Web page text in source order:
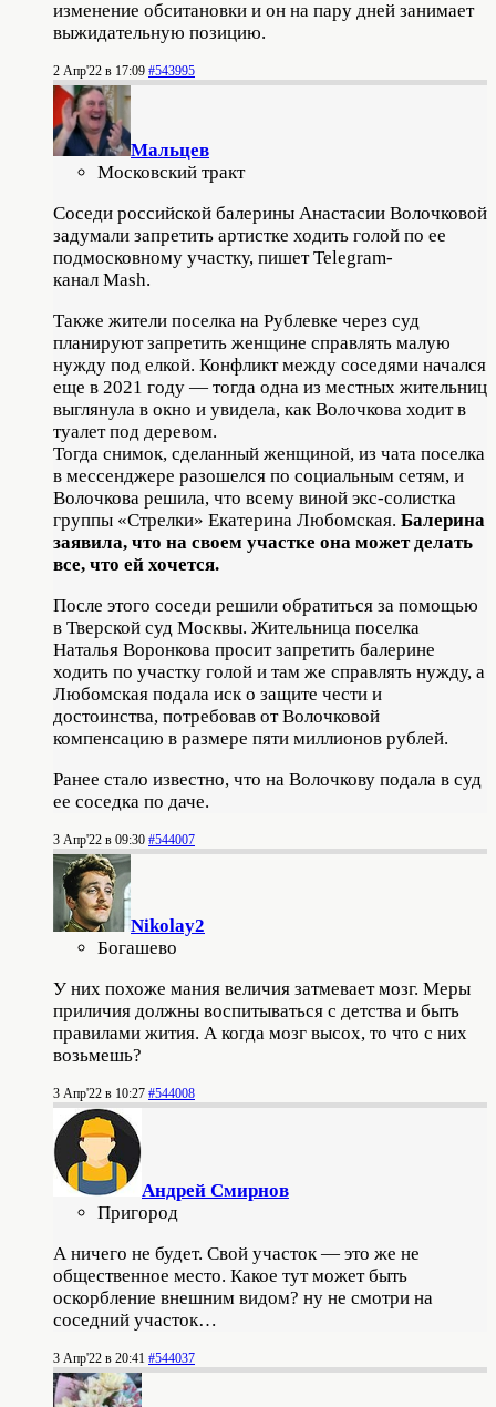
изменение обситановки и он на пару дней занимает
выжидательную позицию.
2 Апр'22 в 17:09 #543995
Мальцев
Московский тракт
Соседи российской балерины Анастасии Волочковой
задумали запретить артистке ходить голой по ее
подмосковному участку, пишет Telegram-
канал Mash.
Также жители поселка на Рублевке через суд
планируют запретить женщине справлять малую
нужду под елкой. Конфликт между соседями начался
еще в 2021 году — тогда одна из местных жительниц
выглянула в окно и увидела, как Волочкова ходит в
туалет под деревом.
Тогда снимок, сделанный женщиной, из чата поселка
в мессенджере разошелся по социальным сетям, и
Волочкова решила, что всему виной экс-солистка
группы «Стрелки» Екатерина Любомская. Балерина
заявила, что на своем участке она может делать
все, что ей хочется.
После этого соседи решили обратиться за помощью
в Тверской суд Москвы. Жительница поселка
Наталья Воронкова просит запретить балерине
ходить по участку голой и там же справлять нужду, а
Любомская подала иск о защите чести и
достоинства, потребовав от Волочковой
компенсацию в размере пяти миллионов рублей.
Ранее стало известно, что на Волочкову подала в суд
ее соседка по даче.
3 Апр'22 в 09:30 #544007
Nikolay2
Богашево
У них похоже мания величия затмевает мозг. Меры
приличия должны воспитываться с детства и быть
правилами жития. А когда мозг высох, то что с них
возьмешь?
3 Апр'22 в 10:27 #544008
Андрей Смирнов
Пригород
А ничего не будет. Свой участок — это же не
общественное место. Какое тут может быть
оскорбление внешним видом? ну не смотри на
соседний участок…
3 Апр'22 в 20:41 #544037